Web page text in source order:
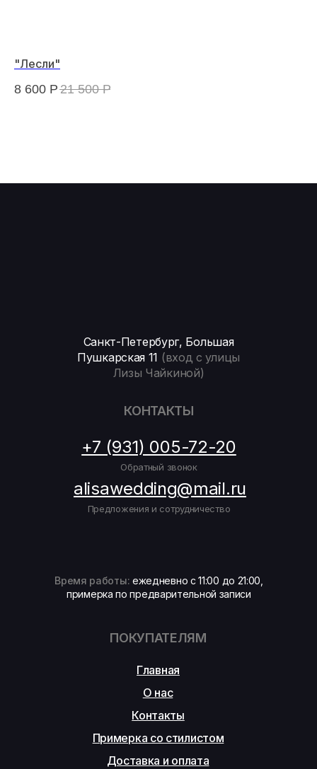
"Лесли"
8 600 Р 21 500 Р
КОНТАКТЫ
+7 (931) 005-72-20
Предложения и сотрудничество
Обратный звонок
Время работы: ежедневно с 11:00 до 21:00,
примерка по предварительной записи
alisawedding@mail.ru
Главная
О нас
Контакты
Примерка со стилистом
Доставка и оплата
ПОКУПАТЕЛЯМ
Санкт-Петербург, Большая
Пушкарская 11 (вход с улицы
Лизы Чайкиной)